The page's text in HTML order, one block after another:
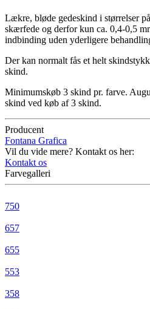
Lækre, bløde gedeskind i størrelser
skærfede og derfor kun ca. 0,4-0,5
indbinding uden yderligere
Der kan normalt fås et helt
skind.
Minimumskøb 3 skind pr. farve.
skind ved køb af 3 skind.
Producent
Fontana Grafica
Vil du vide mere? Kontakt os her:
Kontakt os
Farvegalleri
750
657
655
553
358